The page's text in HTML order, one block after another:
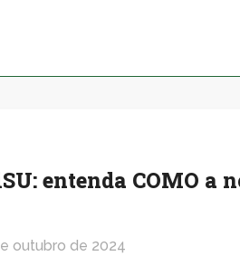
entenda COMO a
outubro de 2024